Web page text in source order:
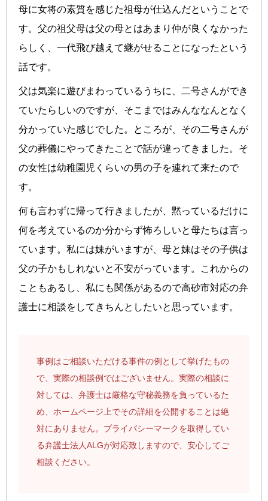
母に女将の素質を感じた祖母が仕込んだということで
す。父の祖父母は父の母とはあまり仲が良くなかった
らしく、一代飛び越えて継がせることになったという
話です。
父は気楽に遊びまわっているうちに、二号さんができ
ていたらしいのですが、そこまではみんななんとなく
分かっていた感じでした。ところが、その二号さんが
父の葬儀にやってきたことで話が違ってきました。そ
の女性は幼稚園児くらいの男の子を連れて来たので
す。
何も言わずに帰って行きましたが、黙っているだけに
何を考えているのか分からず怖ろしいと母たちは言っ
ています。私には妹がいますが、母と妹はその子供は
父の子かもしれないと不安がっています。これからの
こともあるし、私にも関係があるので高砂市対応の弁
護士に相談をしてきちんとしたいと思っています。
事例はご相談いただける事件の例として挙げたもの
で、実際の相談例ではございません。実際の相談に
対しては、弁護士は厳格な守秘義務を負っているた
め、ホームページ上でその詳細を公開することは絶
対にありません。プライバシーマークを取得してい
る弁護士法人ALGが対応致しますので、安心してご
相談ください。